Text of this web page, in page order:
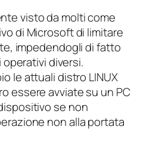
visto da molti come
di Microsoft di limitare
impedendogli di fatto
operativi diversi.
le attuali distro LINUX
essere avviate su un PC
se non
non alla portata